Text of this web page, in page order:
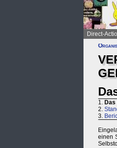
Direct-
1.
2.
3.
einen